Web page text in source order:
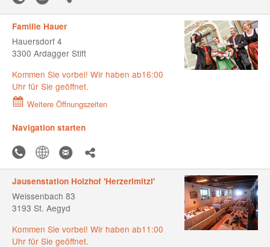
Familie Hauer
Hauersdorf 4
3300 Ardagger Stift
Kommen Sie vorbei! Wir haben ab16:00
Uhr für Sie geöffnet.
Weitere Öffnungszeiten
Navigation starten
Jausenstation Holzhof 'Herzerlmitzi'
Weissenbach 83
3193 St. Aegyd
Kommen Sie vorbei! Wir haben ab11:00
Uhr für Sie geöffnet.